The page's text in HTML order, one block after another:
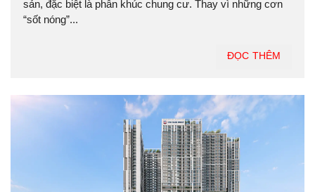
sản, đặc biệt là phân khúc chung cư. Thay vì những cơn
“sốt nóng”...
ĐỌC THÊM